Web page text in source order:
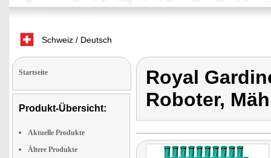
Schweiz / Deutsch
Startseite
Produkt-Übersicht:
Aktuelle Produkte
Ältere Produkte
Royal
Roboter,